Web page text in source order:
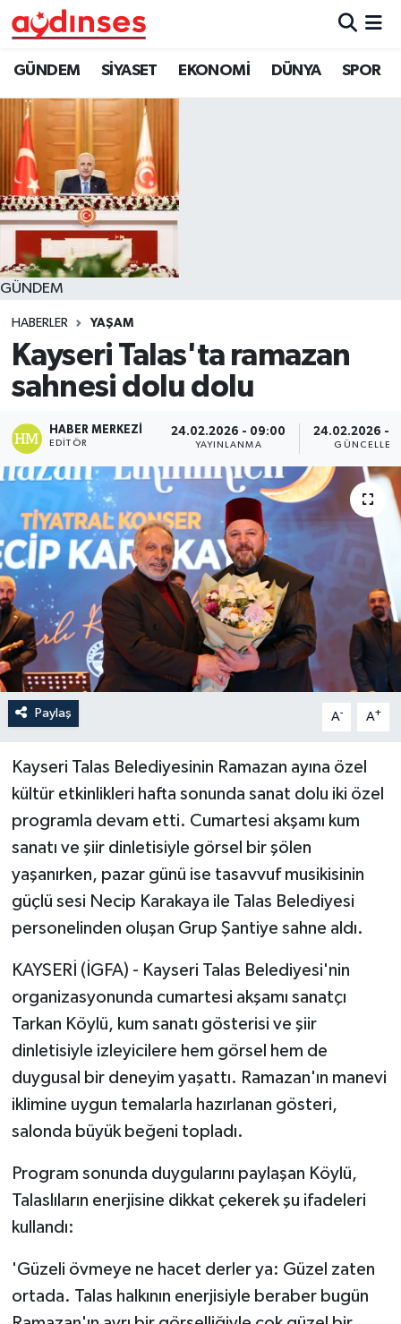
GÜNDEM SİYASET EKONOMİ DÜNYA SPOR
GÜNDEM
HABERLER YAŞAM
Kayseri Talas'ta ramazan
sahnesi dolu dolu
HABER MERKEZI
EDITÖR
24.02.2026 - 09:00
YAYINLANMA
24.02.2026 -
Paylaş A- A+
Kayseri Talas Belediyesinin Ramazan ayına özel
kültür etkinlikleri hafta sonunda sanat dolu iki özel
programla devam etti. Cumartesi akşamı kum
sanatı ve şiir dinletisiyle görsel bir şölen
yaşanırken, pazar günü ise tasavvuf musikisinin
güçlü sesi Necip Karakaya ile Talas Belediyesi
personelinden oluşan Grup Şantiye sahne aldı.
KAYSERİ (İGFA) - Kayseri Talas Belediyesi'nin
organizasyonunda cumartesi akşamı sanatçı
Tarkan Köylü, kum sanatı gösterisi ve şiir
dinletisiyle izleyicilere hem görsel hem de
duygusal bir deneyim yaşattı. Ramazan'ın manevi
iklimine uygun temalarla hazırlanan gösteri,
salonda büyük beğeni topladı.
Program sonunda duygularını paylaşan Köylü,
Talaslıların enerjisine dikkat çekerek şu ifadeleri
kullandı:
'Güzeli övmeye ne hacet derler ya: Güzel zaten
ortada. Talas halkının enerjisiyle beraber bugün
GÜNDEM
SİYASET
EKONOMİ
DÜNYA
SPOR
MAGAZİN
Nöbetçi Eczaneler
Hava Durumu
Aydin Namaz Vakitleri
Trafik Durumu
Süper Lig Puan Durumu ve Fikstür
Tüm Manşetler
Son Dakika Haberleri
Haber Arşivi